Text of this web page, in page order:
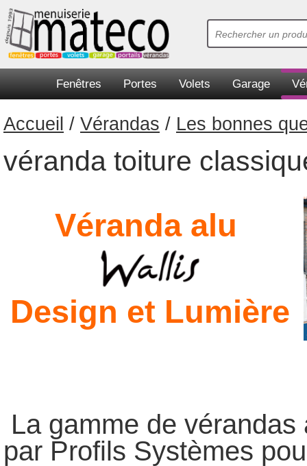
Fenêtres Portes Volets Garage
Accueil / Vérandas / Les bonnes
véranda toiture
Véranda alu
Design et Lumière
La gamme de
par Profils Systèmes